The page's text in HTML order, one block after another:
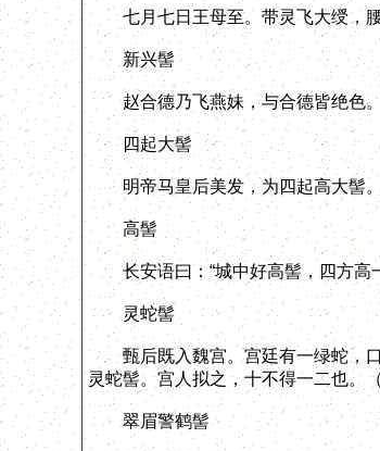
七月七日王母至。带灵飞大绶，腰
新兴髻
赵合德乃飞燕妹，与合德皆绝色。
四起大髻
明帝马皇后美发，为四起高大髻。
高髻
长安语曰：“城中好高髻，四方高
灵蛇髻
甄后既入魏宫。宫廷有一绿蛇，口
灵蛇髻。宫人拟之，十不得一二也。
翠眉警鹤髻